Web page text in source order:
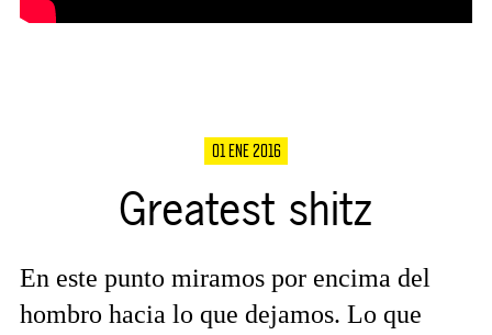
01 ENE 2016
Greatest shitz
En este punto miramos por encima del
hombro hacia lo que dejamos. Lo que